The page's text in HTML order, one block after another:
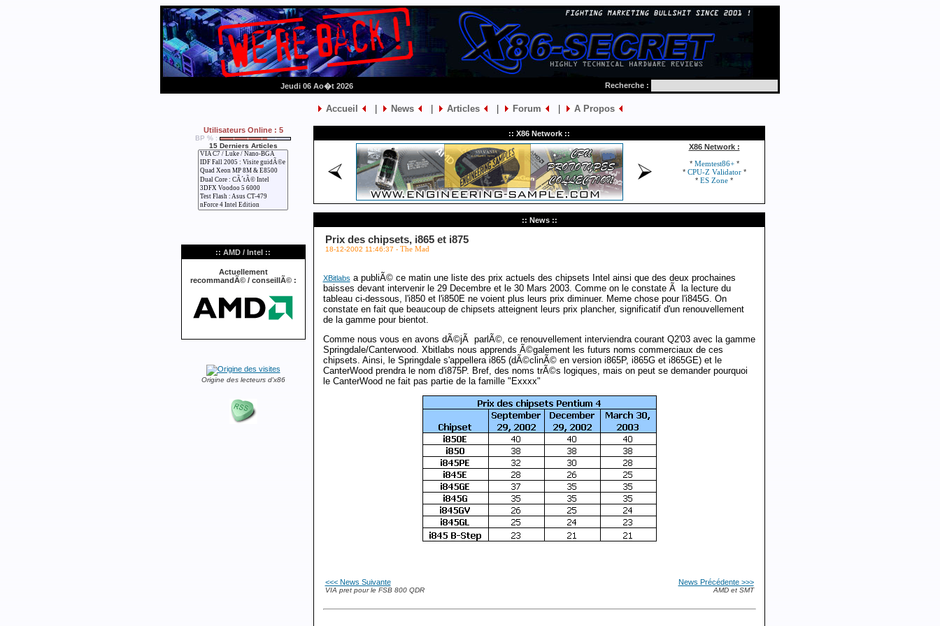
Jeudi 06 Ao�t 2026 Recherche :
Accueil News Articles Forum A Propos
Utilisateurs Online : 5
BP % :
15 Derniers Articles
:: AMD / Intel ::
Actuellement
recommandÃ© / conseillÃ© :
Origine des lecteurs d'x86
:: X86 Network ::
X86 Network :
* Memtest86+*
* CPU-Z Validator*
* ES Zone *
:: News ::
Prix des chipsets, i865 et i875
18-12-2002 11:46:37 - The Mad
XBitlabs a publiÃ© ce matin une liste des prix actuels des chipsets Intel ainsi que des deux prochaines
baisses devant intervenir le 29 Decembre et le 30 Mars 2003. Comme on le constate Ã la lecture du
tableau ci-dessous, l'i850 et l'i850E ne voient plus leurs prix diminuer. Meme chose pour l'i845G. On
constate en fait que beaucoup de chipsets atteignent leurs prix plancher, significatif d'un renouvellement
de la gamme pour bientot.
Comme nous vous en avons dÃ©jÃ parlÃ©, ce renouvellement interviendra courant Q2'03 avec la gamme
Springdale/Canterwood. Xbitlabs nous apprends Ã©galement les futurs noms commerciaux de ces
chipsets. Ainsi, le Springdale s'appellera i865 (dÃ©clinÃ© en version i865P, i865G et i865GE) et le
CanterWood prendra le nom d'i875P. Bref, des noms trÃ©s logiques, mais on peut se demander pourquoi
le CanterWood ne fait pas partie de la famille "Exxxx"
<<< News Suivante
VIA pret pour le FSB 800 QDR
News Précédente >>>
AMD et SMT